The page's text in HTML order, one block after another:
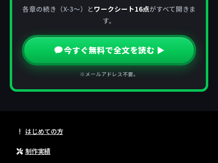
各章の続き（X-3〜）とワークシート16点がすべて開きま
す。
今すぐ無料で全文を読む ▶
※メールアドレス不要。
はじめての方
制作実績